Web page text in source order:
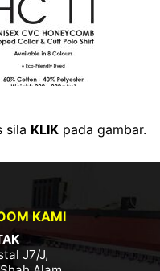
sila KLIKpada gambar.
KAMI
J7/J,